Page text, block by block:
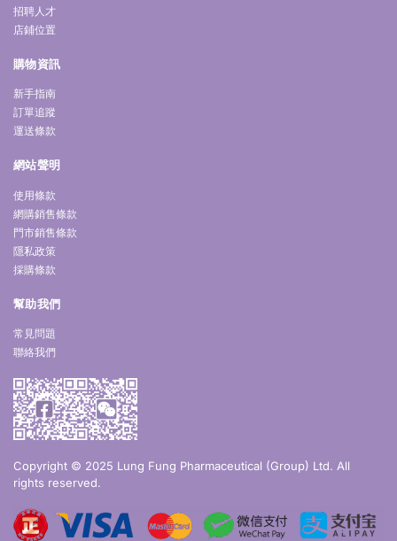
招聘人才
店鋪位置
購物資訊
新手指南
訂單追蹤
運送條款
網站聲明
使用條款
網購銷售條款
門市銷售條款
隱私政策
採購條款
幫助我們
常見問題
聯絡我們
Copyright © 2025 Lung Fung Pharmaceutical (Group) Ltd. All
rights reserved.